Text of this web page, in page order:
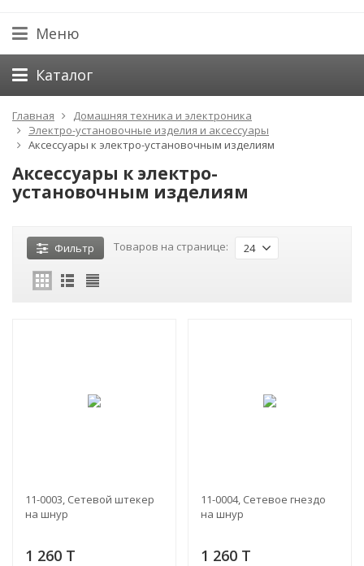
Меню
Каталог
Главная
Домашняя техника и электроника
Электро-установочные изделия и аксессуары
Аксессуары к электро-установочным изделиям
Аксессуары к электро-
установочным изделиям
Фильтр Товаров на странице: 24
11-0003, Cетевой штекер
на шнур
1 260 T
11-0004, Cетевое гнездо
на шнур
1 260 T